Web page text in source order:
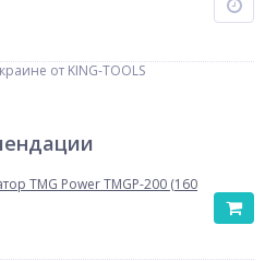
от KING-TOOLS
TMG Power TMGP-200 (160